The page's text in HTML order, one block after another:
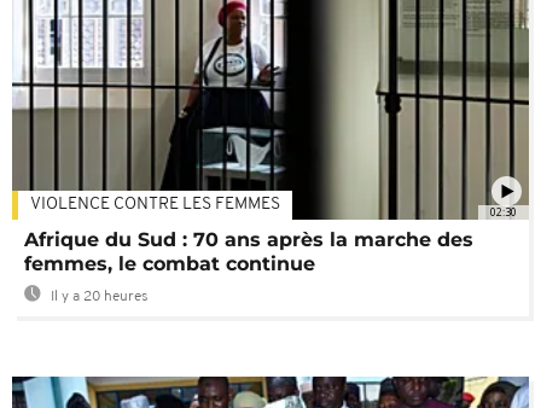
02:30
VIOLENCE CONTRE LES FEMMES
Afrique du Sud : 70 ans après la marche des
femmes, le combat continue
Il y a 20 heures